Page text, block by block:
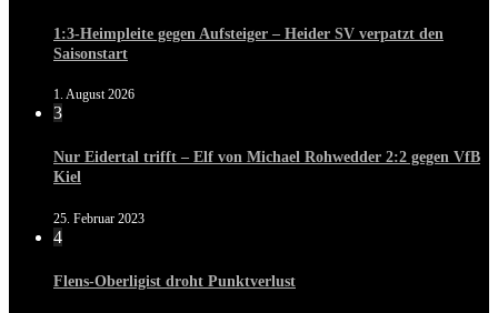
1:3-Heimpleite gegen Aufsteiger – Heider SV verpatzt den
Saisonstart
1. August 2026
3
Nur Eidertal trifft – Elf von Michael Rohwedder 2:2 gegen VfB
Kiel
25. Februar 2023
4
Flens-Oberligist droht Punktverlust